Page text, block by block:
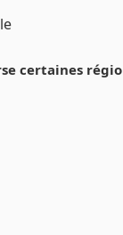
certaines